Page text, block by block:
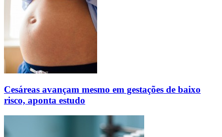
Cesáreas avançam mesmo em gestações de baixo
risco, aponta estudo